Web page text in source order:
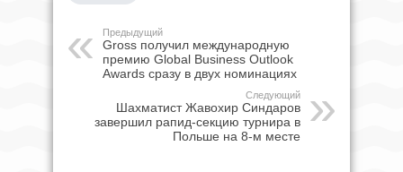
Предыдущий
Gross получил международную
премию Global Business Outlook
Awards сразу в двух номинациях
Следующий
Шахматист Жавохир Синдаров
завершил рапид-секцию турнира в
Польше на 8-м месте